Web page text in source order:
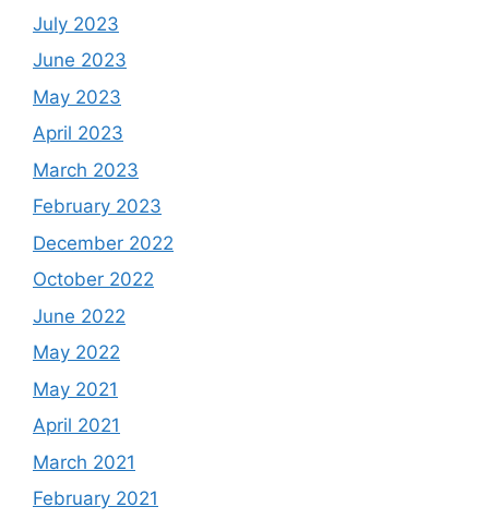
July 2023
June 2023
May 2023
April 2023
March 2023
February 2023
December 2022
October 2022
June 2022
May 2022
May 2021
April 2021
March 2021
February 2021